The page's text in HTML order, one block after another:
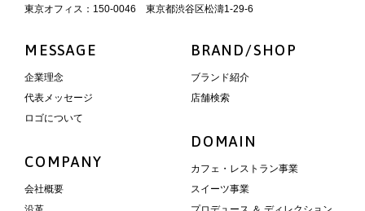
東京オフィス：150-0046 東京都渋谷区松濤1-29-6
MESSAGE
企業理念
代表メッセージ
ロゴについて
COMPANY
会社概要
BRAND/SHOP
ブランド紹介
店舗検索
DOMAIN
カフェ・レストラン事業
スイーツ事業